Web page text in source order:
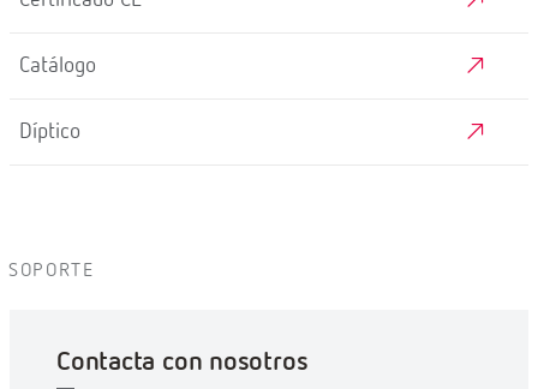
Catálogo
Díptico
SOPORTE
Contacta con nosotros